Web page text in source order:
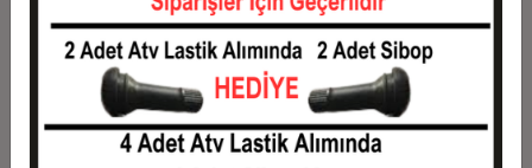
Taksit Taksit Tutarı
Toplam Tutar
15.765,12 TL
15.765,12 TL